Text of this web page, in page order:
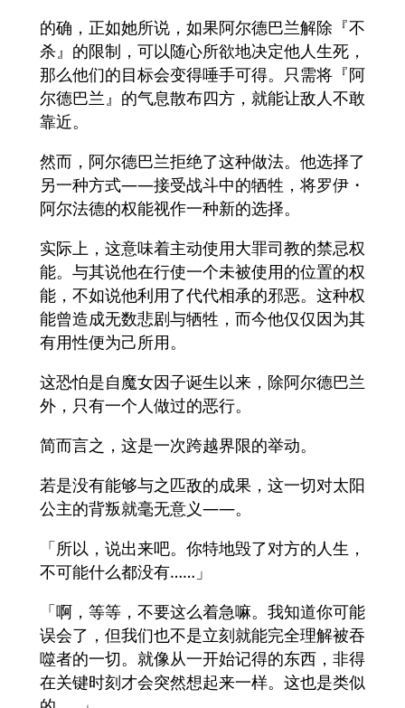
的确，正如她所说，如果阿尔德巴兰解除『不
杀』的限制，可以随心所欲地决定他人生死，
那么他们的目标会变得唾手可得。只需将『阿
尔德巴兰』的气息散布四方，就能让敌人不敢
靠近。
然而，阿尔德巴兰拒绝了这种做法。他选择了
另一种方式——接受战斗中的牺牲，将罗伊・
阿尔法德的权能视作一种新的选择。
实际上，这意味着主动使用大罪司教的禁忌权
能。与其说他在行使一个未被使用的位置的权
能，不如说他利用了代代相承的邪恶。这种权
能曾造成无数悲剧与牺牲，而今他仅仅因为其
有用性便为己所用。
这恐怕是自魔女因子诞生以来，除阿尔德巴兰
外，只有一个人做过的恶行。
简而言之，这是一次跨越界限的举动。
若是没有能够与之匹敌的成果，这一切对太阳
公主的背叛就毫无意义――。
「所以，说出来吧。你特地毁了对方的人生，
不可能什么都没有……」
「啊，等等，不要这么着急嘛。我知道你可能
误会了，但我们也不是立刻就能完全理解被吞
噬者的一切。就像从一开始记得的东西，非得
在关键时刻才会突然想起来一样。这也是类似